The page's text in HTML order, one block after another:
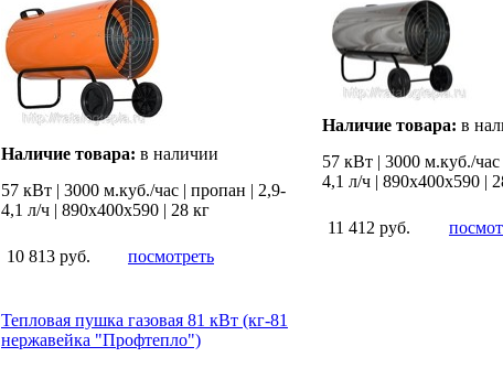
Наличие товара: в наличии
57 кВт | 3000 м.куб./час | пропан | 2,9-
4,1 л/ч | 890х400х590 | 28 кг
10 813 руб. посмотреть
Наличие товара: в
57 кВт | 3000 м.куб./
4,1 л/ч | 890х400х590 |
11 412 руб.
Тепловая пушка газовая 81 кВт (кг-81
нержавейка "Профтепло")